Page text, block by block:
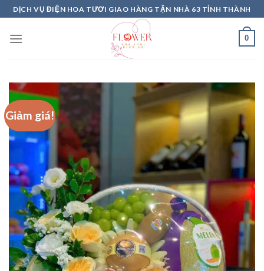
Skip
to
content
DỊCH VỤ ĐIỆN HOA TƯƠI GIAO HÀNG TẬN NHÀ 63 TỈNH THÀNH
0
Giảm giá!